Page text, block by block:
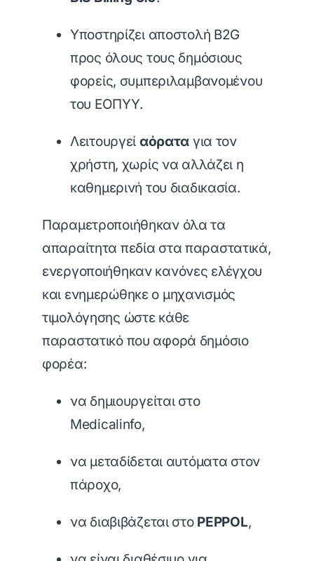
Υποστηρίζει αποστολή B2G
προς όλους τους δημόσιους
φορείς, συμπεριλαμβανομένου
του ΕΟΠΥΥ.
Λειτουργεί αόρατα για τον
χρήστη, χωρίς να αλλάζει η
καθημερινή του διαδικασία.
Παραμετροποιήθηκαν όλα τα
απαραίτητα πεδία στα παραστατικά,
ενεργοποιήθηκαν κανόνες ελέγχου
και ενημερώθηκε ο μηχανισμός
τιμολόγησης ώστε κάθε
παραστατικό που αφορά δημόσιο
φορέα:
να δημιουργείται στο
Medicalinfo,
να μεταδίδεται αυτόματα στον
πάροχο,
να διαβιβάζεται στο PEPPOL,